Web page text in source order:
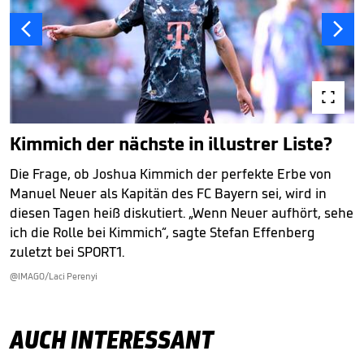
 

Kimmich der nächste in illustrer Liste?
Die Frage, ob Joshua Kimmich der perfekte Erbe von
Manuel Neuer als Kapitän des FC Bayern sei, wird in
diesen Tagen heiß diskutiert. „Wenn Neuer aufhört, sehe
ich die Rolle bei Kimmich“, sagte Stefan Effenberg
zuletzt bei SPORT1.
@IMAGO/Laci Perenyi
AUCH INTERESSANT